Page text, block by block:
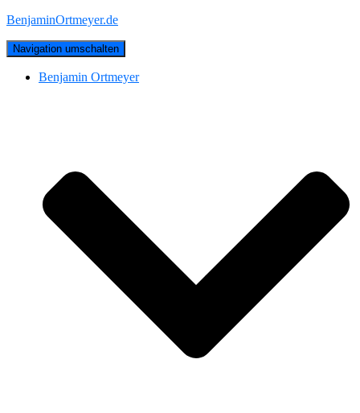
BenjaminOrtmeyer.de
Navigation umschalten
Benjamin Ortmeyer